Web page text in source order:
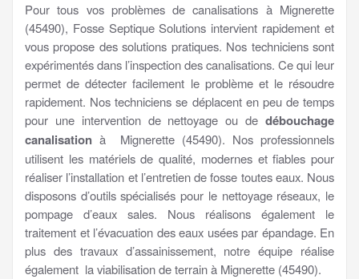
Pour tous vos problèmes de canalisations à Mignerette
(45490), Fosse Septique Solutions intervient rapidement et
vous propose des solutions pratiques. Nos techniciens sont
expérimentés dans l’inspection des canalisations. Ce qui leur
permet de détecter facilement le problème et le résoudre
rapidement. Nos techniciens se déplacent en peu de temps
pour une intervention de nettoyage ou de débouchage
canalisation à Mignerette (45490). Nos professionnels
utilisent les matériels de qualité, modernes et fiables pour
réaliser l’installation et l’entretien de fosse toutes eaux. Nous
disposons d’outils spécialisés pour le nettoyage réseaux, le
pompage d’eaux sales. Nous réalisons également le
traitement et l’évacuation des eaux usées par épandage. En
plus des travaux d’assainissement, notre équipe réalise
également la viabilisation de terrain à Mignerette (45490).